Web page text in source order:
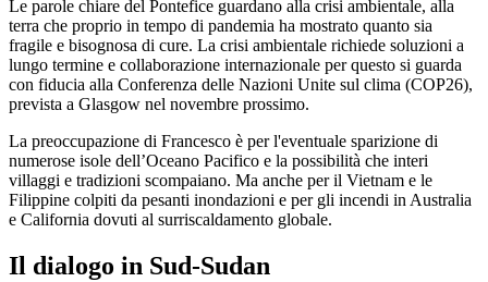
Le parole chiare del Pontefice guardano alla crisi ambientale, alla
terra che proprio in tempo di pandemia ha mostrato quanto sia
fragile e bisognosa di cure. La crisi ambientale richiede soluzioni a
lungo termine e collaborazione internazionale per questo si guarda
con fiducia alla Conferenza delle Nazioni Unite sul clima (COP26),
prevista a Glasgow nel novembre prossimo.
La preoccupazione di Francesco è per l'eventuale sparizione di
numerose isole dell’Oceano Pacifico e la possibilità che interi
villaggi e tradizioni scompaiano. Ma anche per il Vietnam e le
Filippine colpiti da pesanti inondazioni e per gli incendi in Australia
e California dovuti al surriscaldamento globale.
Il dialogo in Sud-Sudan